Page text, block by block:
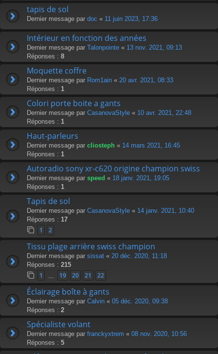
tapis de sol
Dernier message par doc « 11 juin 2023, 17:36
Intérieur en fonction des années
Dernier message par Talonpointe « 13 nov. 2021, 09:13
Réponses : 8
Moquette coffre
Dernier message par Rom1ain « 20 avr. 2021, 08:33
Réponses : 1
Colori porte boite a gants
Dernier message par CasanovaStyle « 10 avr. 2021, 22:48
Réponses : 1
Haut-parleurs
Dernier message par cliosteph « 14 mars 2021, 16:45
Réponses : 1
Autoradio sony xr-c620 origine champion swiss
Dernier message par speed « 18 janv. 2021, 19:05
Réponses : 1
Tapis de sol
Dernier message par CasanovaStyle « 14 janv. 2021, 10:40
Réponses : 17
1 2
Tissu plage arrière swiss champion
Dernier message par sissat « 20 déc. 2020, 11:18
Réponses : 215
1 19 20 21 22
Éclairage boîte à gants
Dernier message par Calvin « 05 déc. 2020, 09:38
Réponses : 2
Spécialiste volant
Dernier message par franckyxtrem « 08 nov. 2020, 10:56
Réponses : 5